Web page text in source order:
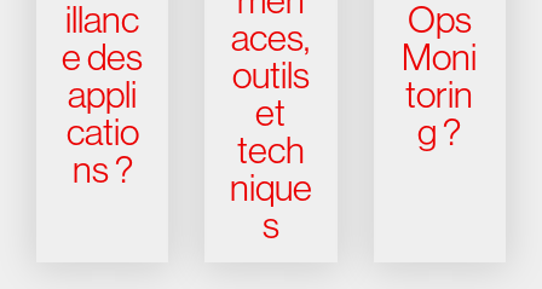
illanc
e des
appli
catio
ns ?
aces,
outils
et
tech
nique
s
Ops
Moni
torin
g ?